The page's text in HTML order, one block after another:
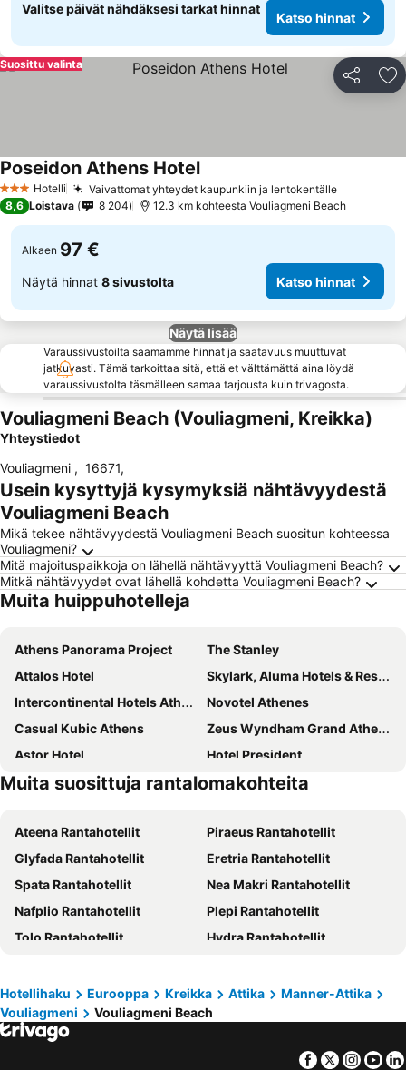
Valitse päivät nähdäksesi tarkat hinnat
Katso hinnat
Jaa
Suosittu valinta
3 Tähtiluokitus
Hotelli Vaivattomat yhteydet kaupunkiin ja lentokentälle
Poseidon Athens Hotel
8,6 Loistava 8 204 12.3 km kohteesta Vouliagmeni Beach
Alkaen 97 €
Näytä hinnat 8 sivustolta Katso hinnat
Näytä lisää
Varaussivustoilta saamamme hinnat ja saatavuus muuttuvat
jatkuvasti. Tämä tarkoittaa sitä, että et välttämättä aina löydä
varaussivustolta täsmälleen samaa tarjousta kuin trivagosta.
Vouliagmeni Beach (Vouliagmeni, Kreikka)
Yhteystiedot
Vouliagmeni , 16671,
Usein kysyttyjä kysymyksiä nähtävyydestä
Vouliagmeni Beach
Mikä tekee nähtävyydestä Vouliagmeni Beach suositun kohteessa
Vouliagmeni?
Mitä majoituspaikkoja on lähellä nähtävyyttä Vouliagmeni Beach?
Mitkä nähtävyydet ovat lähellä kohdetta Vouliagmeni Beach?
Muita huippuhotelleja
Athens Panorama Project
The Stanley
Attalos Hotel
Skylark, Aluma Hotels & Resorts
Intercontinental Hotels Athenaeum Athens By Ihg
Novotel Athenes
Casual Kubic Athens
Zeus Wyndham Grand Athens
Astor Hotel
Hotel President
Athens One Smart Hotel
Grand Hyatt Athens
Palmyra Beach Hotel
Alma Hotel
Royal Olympic Hotel
Art Hotel Athens
Amazon Hotel
Kimon Hotel Athens
Piraeus Theoxenia Hotel
Athens House
Novus City Hotel
Candia Hotel
Airotel Alexandros
Melia Athens
Herodion Hotel
Hotel Katerina
Delphi Art Hotel
Muita suosittuja rantalomakohteita
Ateena Rantahotellit
Piraeus Rantahotellit
Glyfada Rantahotellit
Eretria Rantahotellit
Spata Rantahotellit
Nea Makri Rantahotellit
Nafplio Rantahotellit
Plepi Rantahotellit
Tolo Rantahotellit
Hydra Rantahotellit
Askeli Rantahotellit
Amarinthos Rantahotellit
Vouliagmeni Rantahotellit
Rafina Rantahotellit
Markopoulo Rantahotellit
Hotellihaku Eurooppa Kreikka Attika
Manner-Attika
Vouliagmeni
Vouliagmeni Beach
Facebook
Twitter